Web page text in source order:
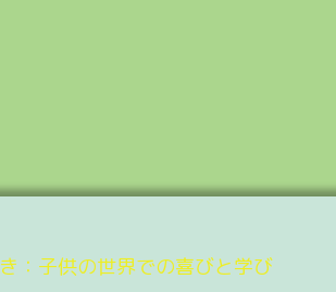
：子供の世界での喜びと学び